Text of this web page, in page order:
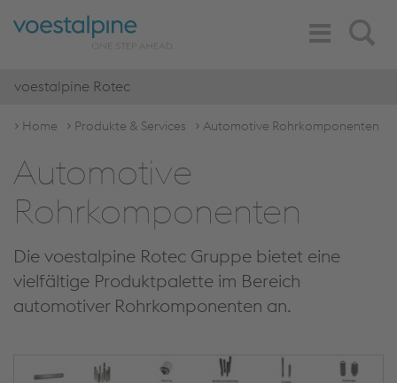
Search
Toggle
Navigation
voestalpine Rotec
Home Produkte & Services Automotive Rohrkomponenten
Automotive
Rohrkomponenten
Die voestalpine Rotec Gruppe bietet eine
vielfältige Produktpalette im Bereich
automotiver Rohrkomponenten an.